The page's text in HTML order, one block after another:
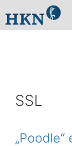
Inhalt
SSL